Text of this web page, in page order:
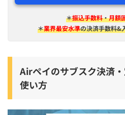
＊振込手数料・月額
＊業界最安水準の決済手数料&
Airペイのサブスク決済
使い方